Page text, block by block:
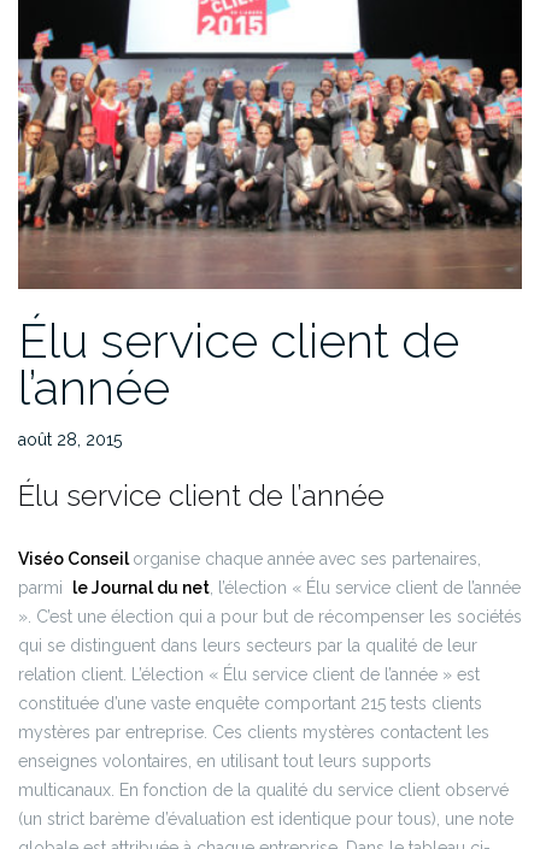
Élu service client de
l’année
août 28, 2015
Élu service client de l’année
Viséo Conseilorganise chaque année avec ses partenaires,
parmi le Journal du net, l’élection « Élu service client de l’année
». C’est une élection qui a pour but de récompenser les sociétés
qui se distinguent dans leurs secteurs par la qualité de leur
relation client. L’élection « Élu service client de l’année » est
constituée d’une vaste enquête comportant 215 tests clients
mystères par entreprise. Ces clients mystères contactent les
enseignes volontaires, en utilisant tout leurs supports
multicanaux. En fonction de la qualité du service client observé
(un strict barème d’évaluation est identique pour tous), une note